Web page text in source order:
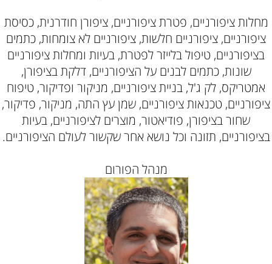
מחלות ציפורניים, פטרת ציפורניים, ציפורן חודרנית, כסיסת
ציפורניים, ציפורניים חלשות, ציפורניים לא צומחות, כתמים
בציפורניים, טיפול בלייזר לפטרת, בעיות ומחלות ציפורניים
שונות, כתמים לבנים על הציפורניים, דלקת בציפורן,
אמטריקס, לק ג'ל, בניית ציפורניים, מניקור ופדיקור, טיפוח
ציפורניים, טכנאות ציפורניים, שמן עץ התה, מניקור, פדיקור,
שחור בציפורן, פודיאטור, מוצרים לציפורניים, בעיות
בציפורניים, תזונה וכל נושא אחר שקשור לעולם הציפורניים.
מנהל הפורום